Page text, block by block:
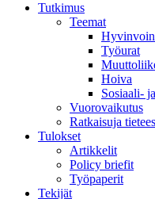
Tutkimus
Teemat
Työurat
Hoiva
Sosiaali-
Vuorovaikutus
Ratkaisuja
Tulokset
Artikkelit
Policy briefit
Työpaperit
Tekijät